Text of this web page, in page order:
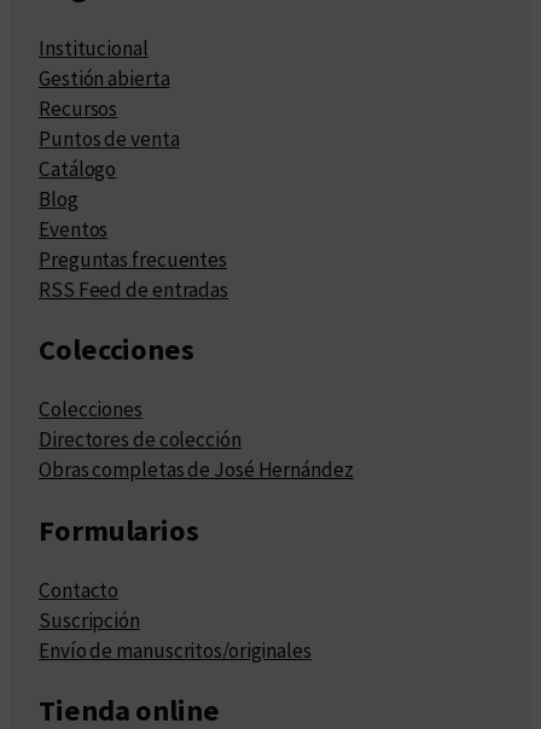
Institucional
Gestión abierta
Recursos
Puntos de venta
Catálogo
Blog
Eventos
Preguntas frecuentes
RSS Feed de entradas
Colecciones
Colecciones
Directores de colección
Obras completas de José Hernández
Formularios
Contacto
Suscripción
Envío de manuscritos/originales
Tienda online